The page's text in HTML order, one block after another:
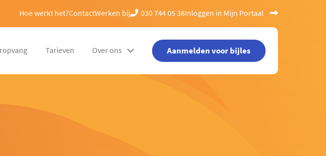
Hoe werkt het?ContactWerken bij 030 744 05 38Inloggen in Mijn Portaal
Tarieven Over ons Aanmelden voor bijles